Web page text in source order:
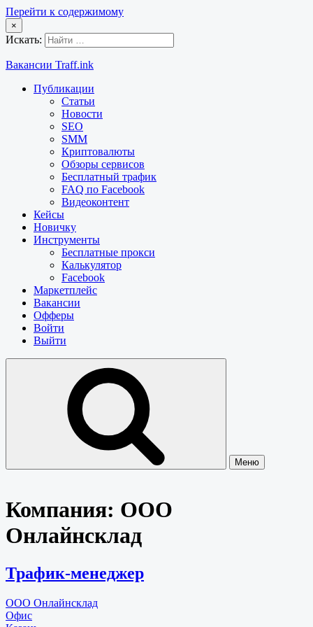
Перейти к содержимому
×
Искать:
Вакансии Traff.ink
Публикации
Статьи
Новости
SEO
SMM
Криптовалюты
Обзоры сервисов
Бесплатный трафик
FAQ по Facebook
Видеоконтент
Кейсы
Новичку
Инструменты
Бесплатные прокси
Калькулятор
Facebook
Маркетплейс
Вакансии
Офферы
Войти
Выйти
Меню
Компания: ООО
Онлайнсклад
Трафик-менеджер
ООО Онлайнсклад
Офис